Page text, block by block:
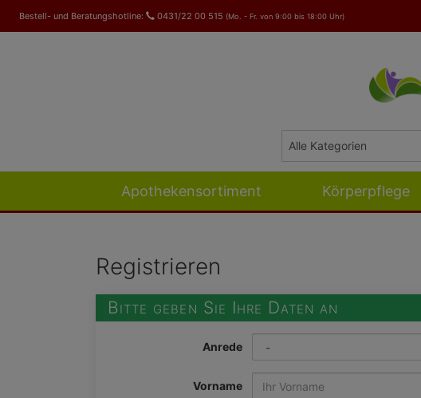
Bestell- und Beratungshotline: 0431/22 00 515 (Mo. - Fr. von 9:00 bis 18:00 Uhr)
Apothekensortiment Körperpflege
Registrieren
Bitte geben Sie Ihre Daten an
Anrede
Vorname